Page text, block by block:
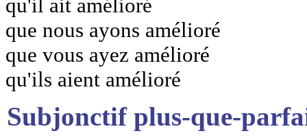
qu'il ait amélioré
que nous ayons amélioré
que vous ayez amélioré
qu'ils aient amélioré
Subjonctif plus-que-